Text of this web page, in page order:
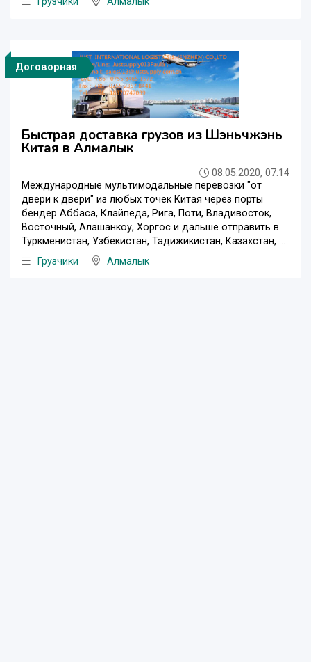
Договорная
Быстрая доставка грузов из Шэньчжэнь
Китая в Алмалык
08.05.2020, 07:14
Международные мультимодальные перевозки "от
двери к двери" из любых точек Китая через порты
бендер Аббаса, Клайпеда, Рига, Поти, Владивосток,
Восточный, Алашанкоу, Хоргос и дальше отправить в
Туркменистан, Узбекистан, Тадижикистан, Казахстан, ...
Грузчики
Алмалык